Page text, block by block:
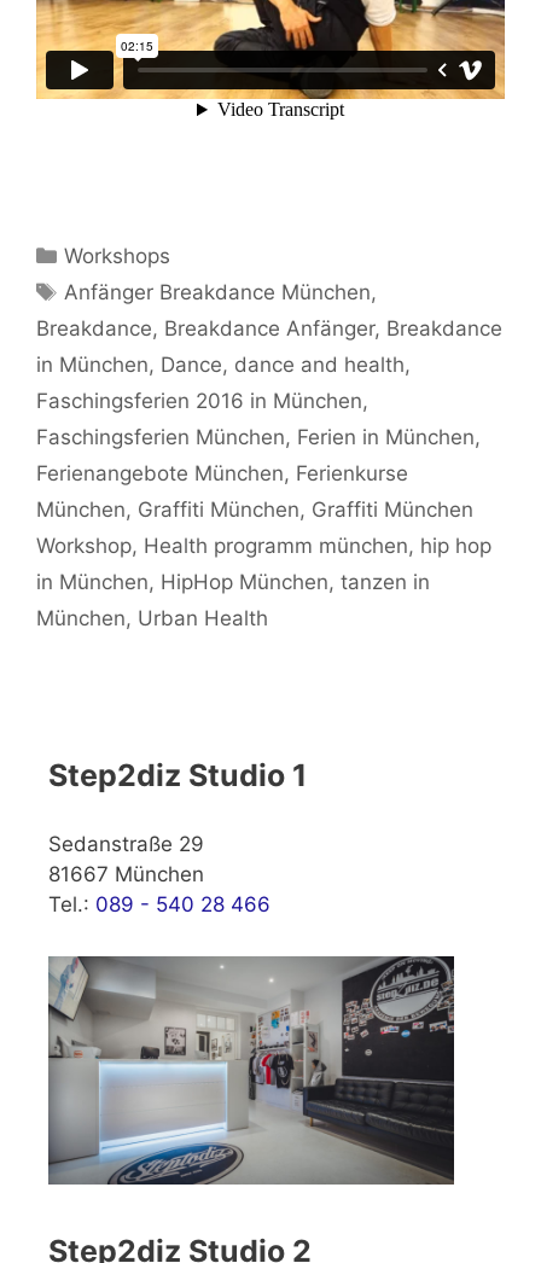
Kategorien
Workshops
Schlagwörter
Anfänger Breakdance München,
Breakdance, Breakdance Anfänger, Breakdance
in München, Dance, dance and health,
Faschingsferien 2016 in München,
Faschingsferien München, Ferien in München,
Ferienangebote München, Ferienkurse
München, Graffiti München, Graffiti München
Workshop, Health programm münchen, hip hop
in München, HipHop München, tanzen in
München, Urban Health
Step2diz Studio 1
Sedanstraße 29
81667 München
Tel.: 089 - 540 28 466
Step2diz Studio 2